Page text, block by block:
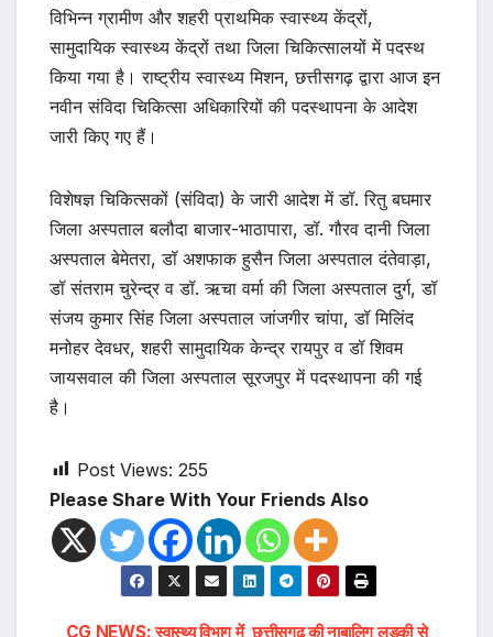
विभिन्न ग्रामीण और शहरी प्राथमिक स्वास्थ्य केंद्रों,
सामुदायिक स्वास्थ्य केंद्रों तथा जिला चिकित्सालयों में पदस्थ
किया गया है। राष्ट्रीय स्वास्थ्य मिशन, छत्तीसगढ़ द्वारा आज इन
नवीन संविदा चिकित्सा अधिकारियों की पदस्थापना के आदेश
जारी किए गए हैं।
विशेषज्ञ चिकित्सकों (संविदा) के जारी आदेश में डॉ. रितु बघमार
जिला अस्पताल बलौदा बाजार-भाठापारा, डॉ. गौरव दानी जिला
अस्पताल बेमेतरा, डॉ अशफाक हुसैन जिला अस्पताल दंतेवाड़ा,
डॉ संतराम चुरेन्द्र व डॉ. ऋचा वर्मा की जिला अस्पताल दुर्ग, डॉ
संजय कुमार सिंह जिला अस्पताल जांजगीर चांपा, डॉ मिलिंद
मनोहर देवधर, शहरी सामुदायिक केन्द्र रायपुर व डॉ शिवम
जायसवाल की जिला अस्पताल सूरजपुर में पदस्थापना की गई
है।
Post Views: 255
Please Share With Your Friends Also
छत्तीसगढ़ की नाबालिग लड़की से
CG NEWS: स्वास्थ्य विभाग में